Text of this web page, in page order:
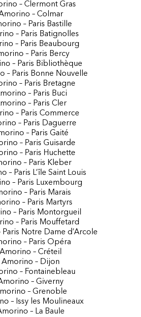
– Clermont Gras
– Colmar
– Paris Bastille
– Paris Batignolles
– Paris Beaubourg
– Paris Bercy
– Paris Bibliothèque
– Paris Bonne Nouvelle
– Paris Bretagne
– Paris Buci
– Paris Cler
– Paris Commerce
– Paris Daguerre
– Paris Gaité
– Paris Guisarde
– Paris Huchette
– Paris Kleber
– Paris L’île Saint Louis
– Paris Luxembourg
– Paris Marais
– Paris Martyrs
– Paris Montorgueil
– Paris Mouffetard
Notre Dame d’Arcole
– Paris Opéra
Amorino – Créteil
Amorino – Dijon
– Fontainebleau
– Giverny
– Grenoble
– Issy les Moulineaux
– La Baule